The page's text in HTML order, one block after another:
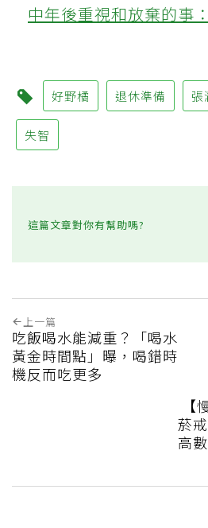
中年後重視和放棄的事
好野橘 退休準備 張
失智
這篇文章對你有幫助嗎?
上一篇
吃飯喝水能減重？「喝水
黃金時間點」曝，喝錯時
機反而吃更多
菸
高